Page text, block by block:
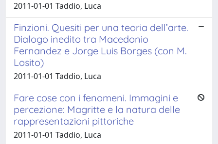
2011-01-01 Taddio, Luca
Finzioni. Quesiti per una teoria dell’arte.
Dialogo inedito tra Macedonio
Fernandez e Jorge Luis Borges (con M.
Losito)
2011-01-01 Taddio, Luca
Fare cose con i fenomeni. Immagini e
percezione: Magritte e la natura delle
rappresentazioni pittoriche
2011-01-01 Taddio, Luca